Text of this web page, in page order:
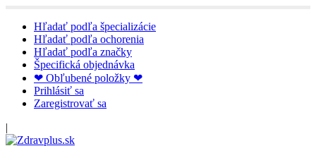
Hľadať podľa špecializácie
Hľadať podľa ochorenia
Hľadať podľa značky
Špecifická objednávka
❤ Obľubené položky ❤
Prihlásiť sa
Zaregistrovať sa
|